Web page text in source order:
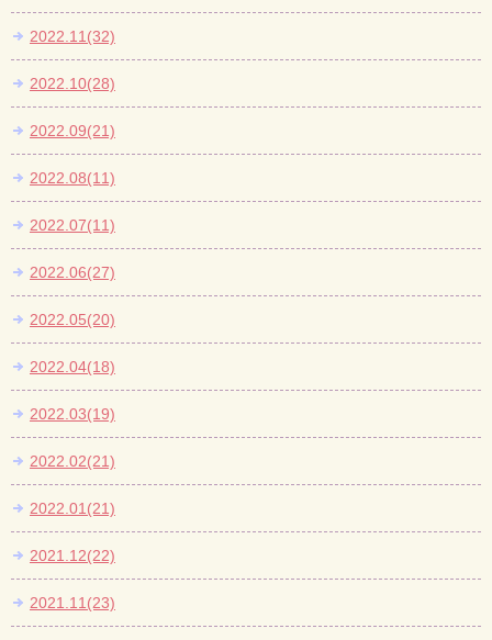
2022.11(32)
2022.10(28)
2022.09(21)
2022.08(11)
2022.07(11)
2022.06(27)
2022.05(20)
2022.04(18)
2022.03(19)
2022.02(21)
2022.01(21)
2021.12(22)
2021.11(23)